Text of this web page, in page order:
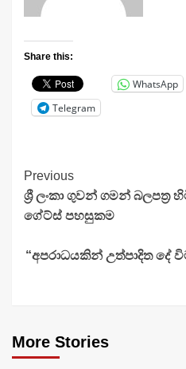
Share this:
WhatsApp
Telegram
Continue
Reading
Previous
ශ්‍රී ලංකා ගුවන් ගමන්
ගේට්ස් පහසුකම
“අපරාධයකින් උත්පාදිත දේ
More Stories